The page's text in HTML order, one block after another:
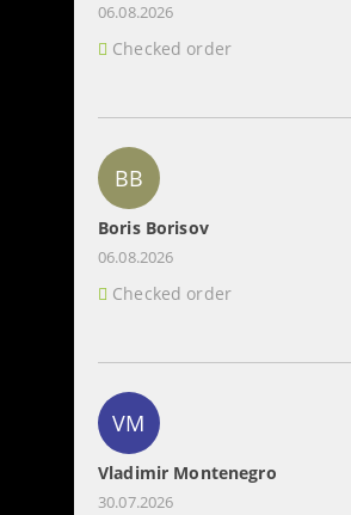
06.08.2026
Checked order
BB
Boris Borisov
06.08.2026
Checked order
VM
Vladimir Montenegro
30.07.2026